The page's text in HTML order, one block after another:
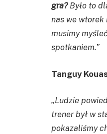
gra?Było to
nas we wtorek
musimy
spotkaniem.”
Tanguy
„Ludzie
trener był w
pokazaliśmy